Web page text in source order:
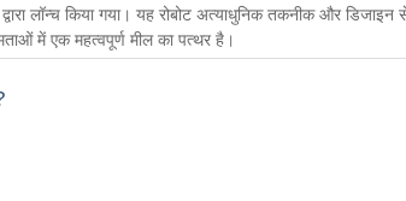
लॉन्च किया गया। यह रोबोट अत्याधुनिक तकनीक और
में एक महत्वपूर्ण मील का पत्थर है।